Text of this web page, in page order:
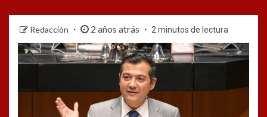
Redacción 2 años atrás 2 minutos de lectura